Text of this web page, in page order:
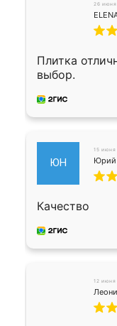
26
Плитка
выбор.
ЮН
15 июня
Юрий
Качество
12 июня